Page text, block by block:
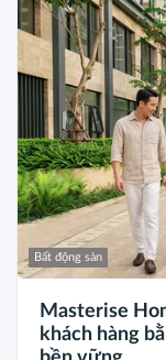
Bất động sản
Masterise
khách hàng